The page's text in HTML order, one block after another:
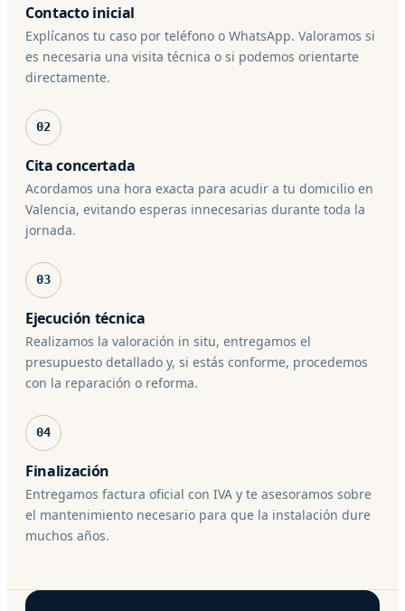
Contacto inicial
Explícanos tu caso por teléfono o WhatsApp. Valoramos si
es necesaria una visita técnica o si podemos orientarte
directamente.
02
Cita concertada
Acordamos una hora exacta para acudir a tu domicilio en
Valencia, evitando esperas innecesarias durante toda la
jornada.
03
Ejecución técnica
Realizamos la valoración in situ, entregamos el
presupuesto detallado y, si estás conforme, procedemos
con la reparación o reforma.
04
Finalización
Entregamos factura oficial con IVA y te asesoramos sobre
el mantenimiento necesario para que la instalación dure
muchos años.